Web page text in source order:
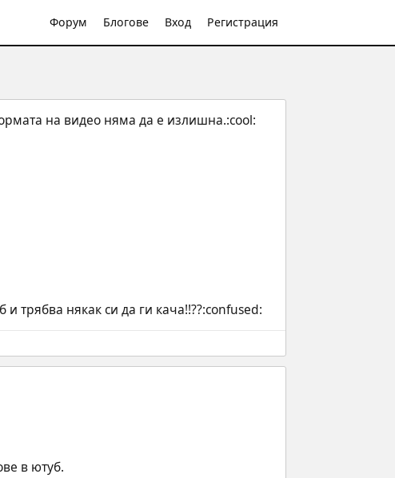
Форум Блогове Вход Регистрация
на видео няма да е излишна.:cool:
трябва някак си да ги кача!!??:confused:
в ютуб.